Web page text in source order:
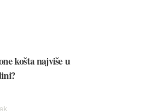
košta najviše u